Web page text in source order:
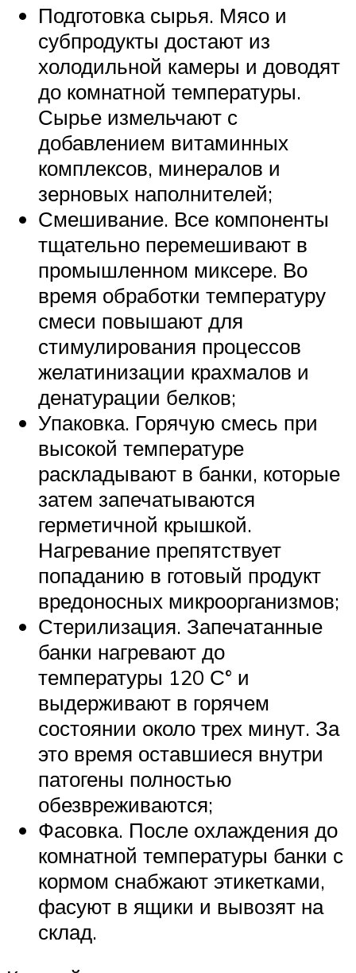
Подготовка сырья. Мясо и
субпродукты достают из
холодильной камеры и доводят
до комнатной температуры.
Сырье измельчают с
добавлением витаминных
комплексов, минералов и
зерновых наполнителей;
Смешивание. Все компоненты
тщательно перемешивают в
промышленном миксере. Во
время обработки температуру
смеси повышают для
стимулирования процессов
желатинизации крахмалов и
денатурации белков;
Упаковка. Горячую смесь при
высокой температуре
раскладывают в банки, которые
затем запечатываются
герметичной крышкой.
Нагревание препятствует
попаданию в готовый продукт
вредоносных микроорганизмов;
Стерилизация. Запечатанные
банки нагревают до
температуры 120 С° и
выдерживают в горячем
состоянии около трех минут. За
это время оставшиеся внутри
патогены полностью
обезвреживаются;
Фасовка. После охлаждения до
комнатной температуры банки с
кормом снабжают этикетками,
фасуют в ящики и вывозят на
склад.